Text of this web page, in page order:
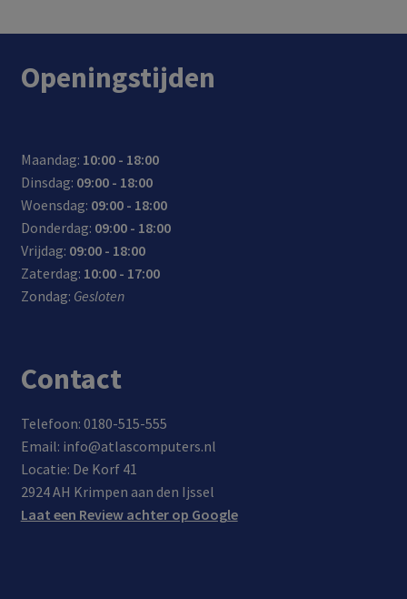
Openingstijden
Maandag: 10:00 - 18:00
Dinsdag: 09:00 - 18:00
Woensdag: 09:00 - 18:00
Donderdag: 09:00 - 18:00
Vrijdag: 09:00 - 18:00
Zaterdag: 10:00 - 17:00
Zondag: Gesloten
Contact
Telefoon: 0180-515-555
Email: info@atlascomputers.nl
Locatie: De Korf 41
2924 AH Krimpen aan den Ijssel
Laat een Review achter op Google